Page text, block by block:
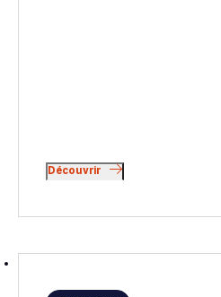
Découvrir